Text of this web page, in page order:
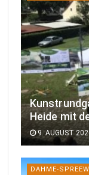
Heide mit
9. AUGUST
DAHME-